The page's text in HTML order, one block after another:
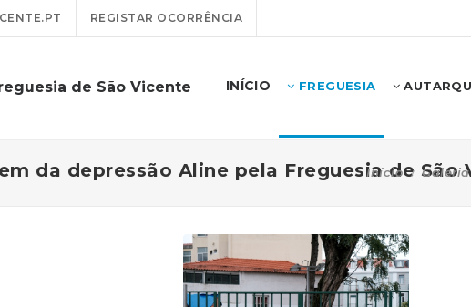
REGISTAR OCORRÊNCIA
de São Vicente INÍCIO FREGUESIA
da depressão Aline pela Freguesia de São
Início Galeria